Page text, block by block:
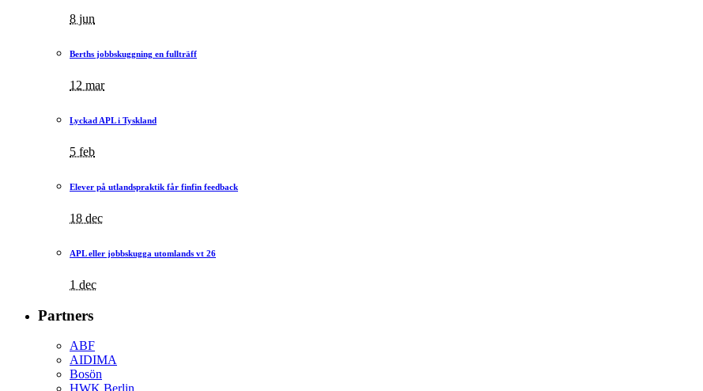
8 jun
Berths jobbskuggning en fullträff
12 mar
Lyckad APL i Tyskland
5 feb
Elever på utlandspraktik får finfin feedback
18 dec
APL eller jobbskugga utomlands vt 26
1 dec
Partners
ABF
AIDIMA
Bosön